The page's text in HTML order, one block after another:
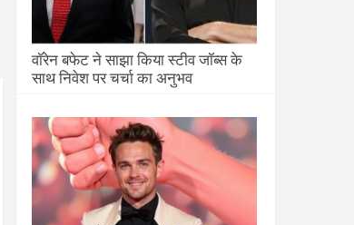
वॉरेन बफेट ने साझा किया स्टीव जॉब्स के
साथ निवेश पर चर्चा का अनुभव